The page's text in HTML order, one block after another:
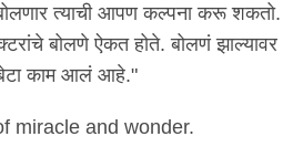
त्याची आपण कल्पना करू शकतो.
बोलणे ऐकत होते. बोलणं झाल्यावर
बेटा काम आलं आहे."
miracle and wonder.